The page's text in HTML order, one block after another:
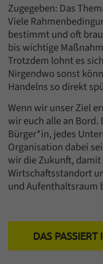
Zugegeben: Das
Viele
bestimmt und oft
bis wichtige
Trotzdem lohnt es
Nirgendwo sonst
Handelns so direkt
Wenn wir unser Ziel
wir euch alle an Bord.
Bürger*in, jedes
Organisation dabei
wir die Zukunft,
Wirtschaftsstandort
und Aufenthaltsraum
DAS